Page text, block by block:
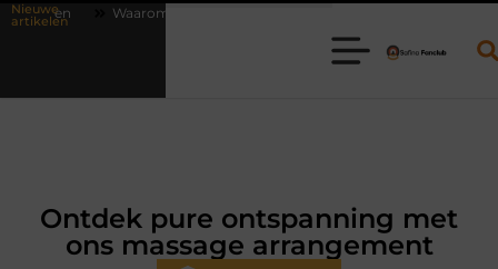
Nieuwe
artikelen
vlees bestellen steeds gewoner wordt
Ontdek pure ontspanning met
ons massage arrangement